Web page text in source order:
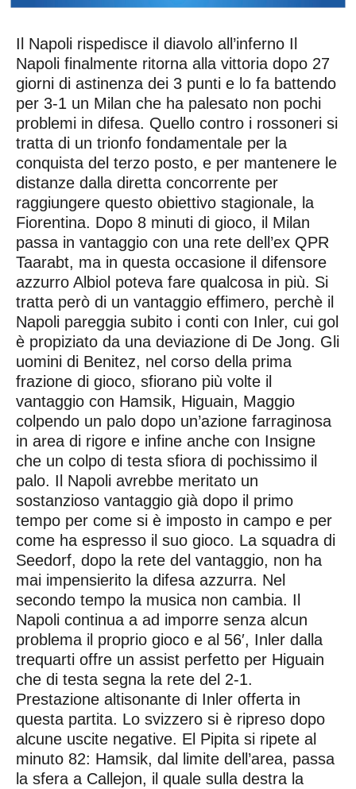
Il Napoli rispedisce il diavolo all’inferno Il
Napoli finalmente ritorna alla vittoria dopo 27
giorni di astinenza dei 3 punti e lo fa battendo
per 3-1 un Milan che ha palesato non pochi
problemi in difesa. Quello contro i rossoneri si
tratta di un trionfo fondamentale per la
conquista del terzo posto, e per mantenere le
distanze dalla diretta concorrente per
raggiungere questo obiettivo stagionale, la
Fiorentina. Dopo 8 minuti di gioco, il Milan
passa in vantaggio con una rete dell’ex QPR
Taarabt, ma in questa occasione il difensore
azzurro Albiol poteva fare qualcosa in più. Si
tratta però di un vantaggio effimero, perchè il
Napoli pareggia subito i conti con Inler, cui gol
è propiziato da una deviazione di De Jong. Gli
uomini di Benitez, nel corso della prima
frazione di gioco, sfiorano più volte il
vantaggio con Hamsik, Higuain, Maggio
colpendo un palo dopo un’azione farraginosa
in area di rigore e infine anche con Insigne
che un colpo di testa sfiora di pochissimo il
palo. Il Napoli avrebbe meritato un
sostanzioso vantaggio già dopo il primo
tempo per come si è imposto in campo e per
come ha espresso il suo gioco. La squadra di
Seedorf, dopo la rete del vantaggio, non ha
mai impensierito la difesa azzurra. Nel
secondo tempo la musica non cambia. Il
Napoli continua a ad imporre senza alcun
problema il proprio gioco e al 56′, Inler dalla
trequarti offre un assist perfetto per Higuain
che di testa segna la rete del 2-1.
Prestazione altisonante di Inler offerta in
questa partita. Lo svizzero si è ripreso dopo
alcune uscite negative. El Pipita si ripete al
minuto 82: Hamsik, dal limite dell’area, passa
la sfera a Callejon, il quale sulla destra la